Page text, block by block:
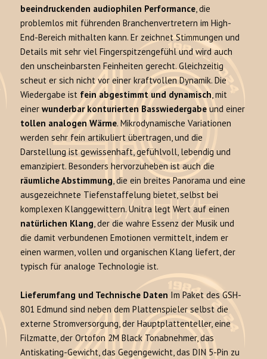
beeindruckenden audiophilen Performance, die
problemlos mit führenden Branchenvertretern im High-
End-Bereich mithalten kann. Er zeichnet Stimmungen und
Details mit sehr viel Fingerspitzengefühl und wird auch
den unscheinbarsten Feinheiten gerecht. Gleichzeitig
scheut er sich nicht vor einer kraftvollen Dynamik. Die
Wiedergabe ist fein abgestimmt und dynamisch, mit
einerwunderbar konturierten Basswiedergabe und einer
tollen analogen Wärme. Mikrodynamische Variationen
werden sehr fein artikuliert übertragen, und die
Darstellung ist gewissenhaft, gefühlvoll, lebendig und
emanzipiert. Besonders hervorzuheben ist auch die
räumliche Abstimmung, die ein breites Panorama und eine
ausgezeichnete Tiefenstaffelung bietet, selbst bei
komplexen Klanggewittern. Unitra legt Wert auf einen
natürlichen Klang, der die wahre Essenz der Musik und
die damit verbundenen Emotionen vermittelt, indem er
einen warmen, vollen und organischen Klang liefert, der
typisch für analoge Technologie ist.
Lieferumfang und Technische Daten Im Paket des GSH-
801 Edmund sind neben dem Plattenspieler selbst die
externe Stromversorgung, der Hauptplattenteller, eine
Filzmatte, der Ortofon 2M Black Tonabnehmer, das
Antiskating-Gewicht, das Gegengewicht, das DIN 5-Pin zu